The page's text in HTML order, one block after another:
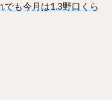
でも今月は1.3野口くら